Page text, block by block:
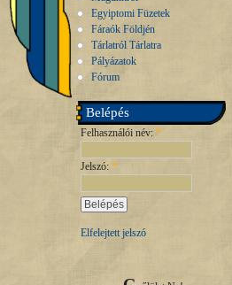
Egyiptomi Füzetek
Fáraók Földjén
Tárlatról Tárlatra
Pályázatok
Fórum
Belépés
Felhasználói név: *
Jelszó: *
Elfelejtett jelszó